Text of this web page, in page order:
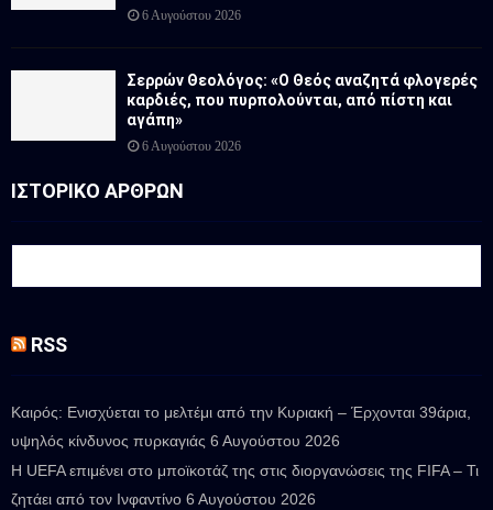
6 Αυγούστου 2026
Σερρών Θεολόγος: «Ο Θεός αναζητά φλογερές
καρδιές, που πυρπολούνται, από πίστη και
αγάπη»
6 Αυγούστου 2026
ΙΣΤΟΡΙΚΟ ΑΡΘΡΩΝ
RSS
Καιρός: Ενισχύεται το μελτέμι από την Κυριακή – Έρχονται 39άρια,
υψηλός κίνδυνος πυρκαγιάς 6 Αυγούστου 2026
Η UEFA επιμένει στο μποϊκοτάζ της στις διοργανώσεις της FIFA – Τι
ζητάει από τον Ινφαντίνο 6 Αυγούστου 2026